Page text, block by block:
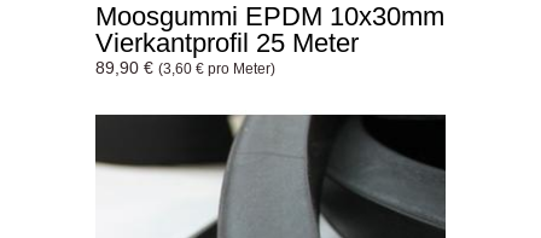
Moosgummi EPDM 10x30mm
Vierkantprofil 25 Meter
89,90 € (3,60 € pro Meter)